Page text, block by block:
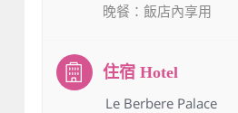
晚餐 ：飯店內享用
：Le Berbere Palace